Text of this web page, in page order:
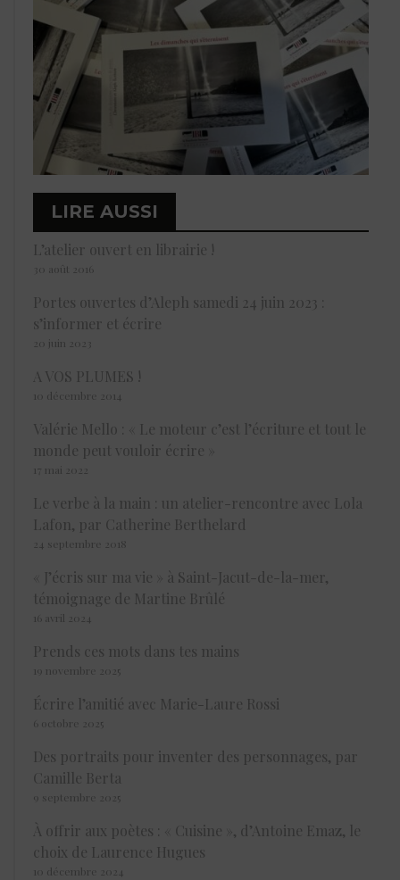
LIRE AUSSI
L’atelier ouvert en librairie !
30 août 2016
Portes ouvertes d’Aleph samedi 24 juin 2023 :
s’informer et écrire
20 juin 2023
A VOS PLUMES !
10 décembre 2014
Valérie Mello : « Le moteur c’est l’écriture et tout le
monde peut vouloir écrire »
17 mai 2022
Le verbe à la main : un atelier-rencontre avec Lola
Lafon, par Catherine Berthelard
24 septembre 2018
« J’écris sur ma vie » à Saint-Jacut-de-la-mer,
témoignage de Martine Brûlé
16 avril 2024
Prends ces mots dans tes mains
19 novembre 2025
Écrire l’amitié avec Marie-Laure Rossi
6 octobre 2025
Des portraits pour inventer des personnages, par
Camille Berta
9 septembre 2025
À offrir aux poètes : « Cuisine », d’Antoine Emaz, le
choix de Laurence Hugues
10 décembre 2024